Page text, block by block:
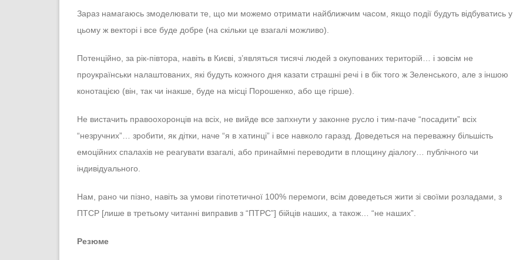
Зараз намагаюсь змоделювати те, що ми можемо отримати найближчим часом, якщо події будуть відбуватись у
цьому ж векторі і все буде добре (на скільки це взагалі можливо).
Потенційно, за рік-півтора, навіть в Києві, з’являться тисячі людей з окупованих територій… і зовсім не
проукраїнськи налаштованих, які будуть кожного дня казати страшні речі і в бік того ж Зеленського, але з іншою
конотацією (він, так чи інакше, буде на місці Порошенко, або ще гірше).
Не вистачить правоохоронців на всіх, не вийде все запхнути у законне русло і тим-паче “посадити” всіх
“незручних”… зробити, як дітки, наче “я в хатинці” і все навколо гаразд. Доведеться на переважну більшість
емоційних спалахів не реагувати взагалі, або принаймні переводити в площину діалогу… публічного чи
індивідуального.
Нам, рано чи пізно, навіть за умови гіпотетичної 100% перемоги, всім доведеться жити зі своїми розладами, з
ПТСР [лише в третьому читанні виправив з “ПТРС”] бійців наших, а також… “не наших”.
Резюме